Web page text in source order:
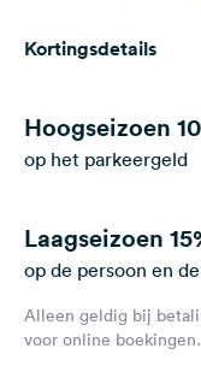
Feedback
Taal:
Kortingsdetails
Hoogseizoen
op het parkeergeld
Laagseizoen
op de persoon en
Alleen geldig bij
voor online boekingen.